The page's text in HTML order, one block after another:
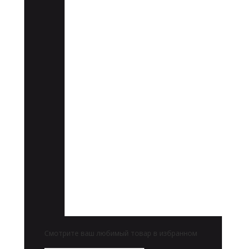
Смотрите ваш любимый товар в избранном